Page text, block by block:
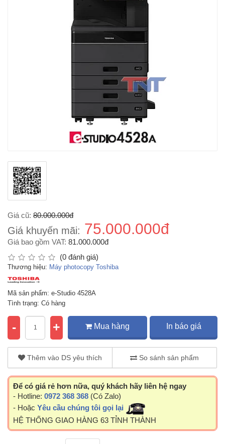
Giá cũ: 80.000.000đ
Giá khuyến mãi: 75.000.000đ
Giá bao gồm VAT: 81.000.000đ
(0 đánh giá)
Thương hiệu: Máy photocopy Toshiba
Mã sản phẩm: e-Studio 4528A
Tình trạng: Có hàng
- + Mua hàng In báo giá
Thêm vào DS yêu thích So sánh sản phẩm
Để có giá rẻ hơn nữa, quý khách hãy liên hệ ngay
- Hotline: 0972 368 368 (Có Zalo)
- Hoặc Yêu cầu chúng tôi gọi lại
HỆ THỐNG GIAO HÀNG 63 TỈNH THÀNH